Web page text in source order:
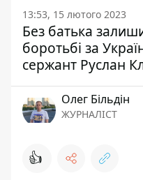
13:53, 15 лютого 2023
Без батька
боротьбі за
сержант Руслан
Олег Більдін
ЖУРНАЛІСТ
👍